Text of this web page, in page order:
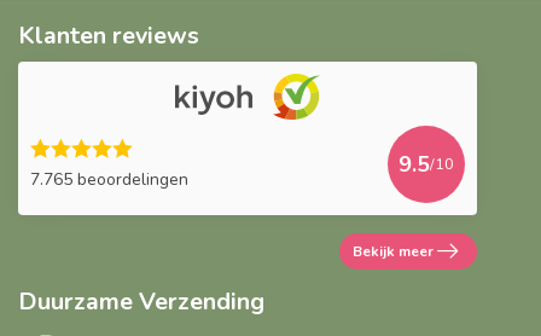
Klanten reviews
7.765 beoordelingen
9.5/10
Bekijk meer
Duurzame Verzending